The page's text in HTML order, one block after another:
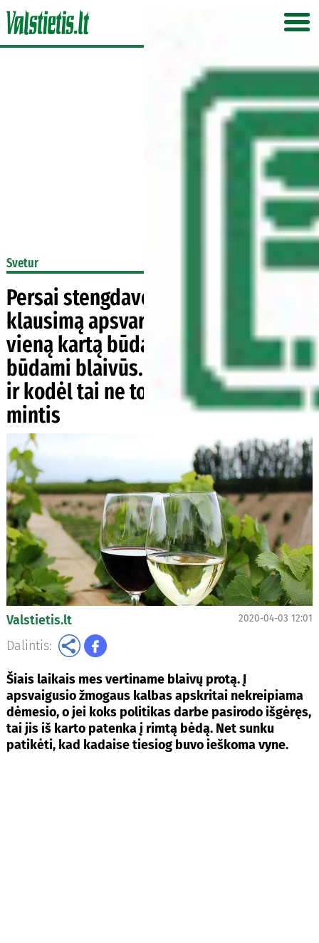
Svetur
Persai stengdavo kiekvieną
klausimą apsvarstyti du kartus -
vieną kartą būdami girti, kitą -
būdami blaivūs. Kodėl jie taip darė
ir kodėl tai ne tokia jau kvaila
mintis
Valstietis.lt 2020-04-03 12:01
Dalintis:
Šiais laikais mes vertiname blaivų protą. Į
apsvaigusio žmogaus kalbas apskritai nekreipiama
dėmesio, o jei koks politikas darbe pasirodo išgėręs,
tai jis iš karto patenka į rimtą bėdą. Net sunku
patikėti, kad kadaise tiesiog buvo ieškoma vyne.